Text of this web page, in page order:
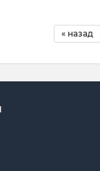
« назад